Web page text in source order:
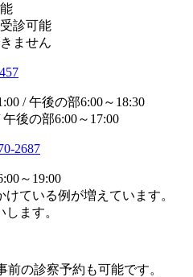
診可能
ません
/ 午後の部6:00～18:30
午後の部6:00～17:00
2687
～19:00
ている例が増えています。
ます。
の診察予約も可能です。